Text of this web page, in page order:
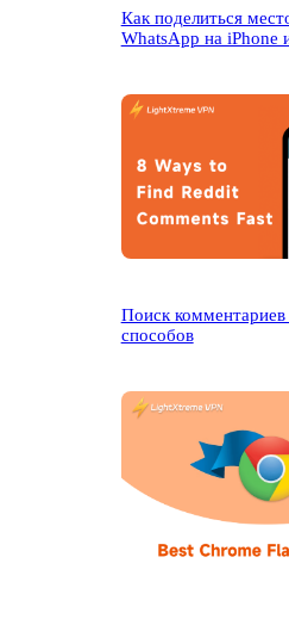
Как поделиться
WhatsApp на iPhone
Поиск
способов